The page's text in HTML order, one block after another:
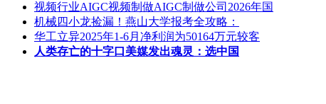
视频行业AIGC视频制做AIGC制做公司2026年国
机械四小龙捡漏！燕山大学报考全攻略：
华工立异2025年1-6月净利润为50164万元较客
人类存亡的十字口美媒发出魂灵：选中国